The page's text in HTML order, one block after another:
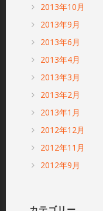
2013年10月
2013年9月
2013年6月
2013年4月
2013年3月
2013年2月
2013年1月
2012年12月
2012年11月
2012年9月